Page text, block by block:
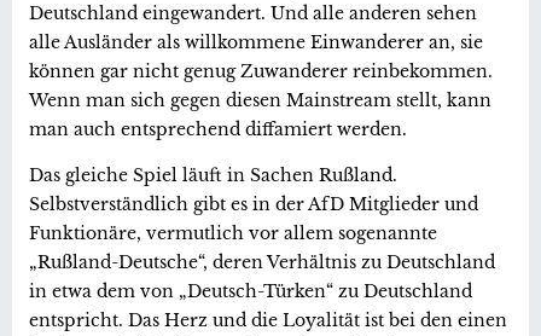
Deutschland eingewandert. Und alle anderen sehen
alle Ausländer als willkommene Einwanderer an, sie
können gar nicht genug Zuwanderer reinbekommen.
Wenn man sich gegen diesen Mainstream stellt, kann
man auch entsprechend diffamiert werden.
Das gleiche Spiel läuft in Sachen Rußland.
Selbstverständlich gibt es in der AfD Mitglieder und
Funktionäre, vermutlich vor allem sogenannte
„Rußland-Deutsche“, deren Verhältnis zu Deutschland
in etwa dem von „Deutsch-Türken“ zu Deutschland
entspricht. Das Herz und die Loyalität ist bei den einen